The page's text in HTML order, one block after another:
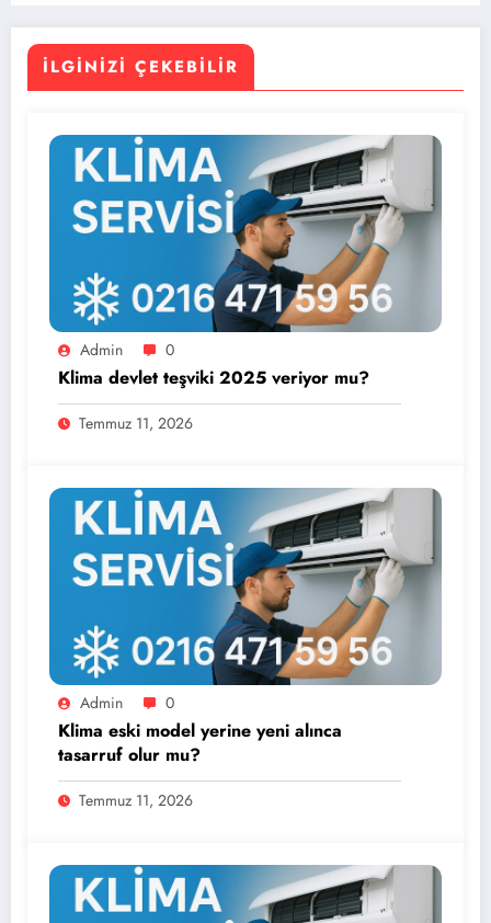
İLGINIZI ÇEKEBILIR
Admin 0
Klima devlet teşviki 2025 veriyor mu?
Temmuz 11, 2026
Admin 0
Klima eski model yerine yeni alınca
tasarruf olur mu?
Temmuz 11, 2026